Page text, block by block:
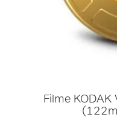
Filme